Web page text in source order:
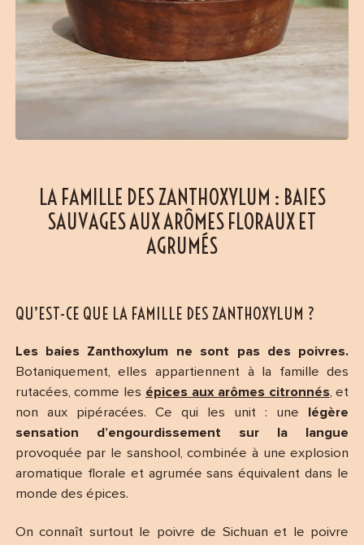
LA FAMILLE DES ZANTHOXYLUM : BAIES
SAUVAGES AUX ARÔMES FLORAUX ET
AGRUMÉS
QU’EST-CE QUE LA FAMILLE DES ZANTHOXYLUM ?
Les baies Zanthoxylum ne sont pas des poivres.
Botaniquement, elles appartiennent à la famille des
rutacées, comme les épices aux arômes citronnés, et
non aux pipéracées. Ce qui les unit : une
légère
sensation d’engourdissement sur la langue
provoquée par le sanshool, combinée à une explosion
aromatique florale et agrumée sans équivalent dans le
monde des épices.
On connaît surtout le poivre de Sichuan et le poivre